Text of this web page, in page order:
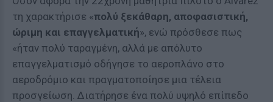
τη χαρακτήρισε «πολύ ξεκάθαρη, αποφασιστική,
ώριμη και επαγγελματική», ενώ πρόσθεσε πως
«ήταν πολύ ταραγμένη, αλλά με απόλυτο
επαγγελματισμό οδήγησε το αεροπλάνο στο
αεροδρόμιο και πραγματοποίησε μια τέλεια
προσγείωση. Διατήρησε ένα πολύ υψηλό επίπεδο